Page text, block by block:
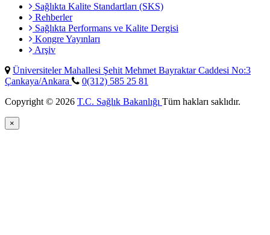
Sağlıkta Kalite Standartları (SKS)
Rehberler
Sağlıkta Performans ve Kalite Dergisi
Kongre Yayınları
Arşiv
Üniversiteler Mahallesi Şehit Mehmet Bayraktar Caddesi No:3
Çankaya/Ankara
0(312) 585 25 81
Copyright © 2026 T.C. Sağlık Bakanlığı Tüm hakları saklıdır.
×